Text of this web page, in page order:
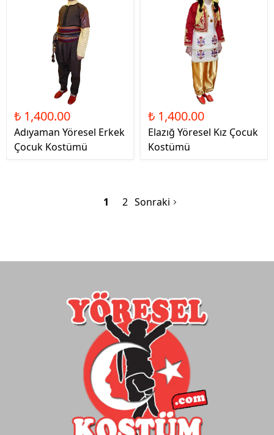
₺ 1,400.00
Adıyaman Yöresel Erkek
Çocuk Kostümü
₺ 1,400.00
Elazığ Yöresel Kız Çocuk
Kostümü
1 2 Sonraki